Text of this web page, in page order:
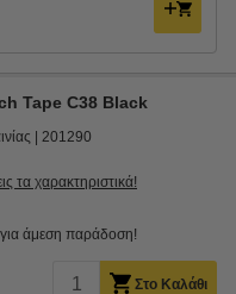
Tape C38 Black
201290
τα χαρακτηριστικά!
άμεση παράδοση!
Στο Καλάθι